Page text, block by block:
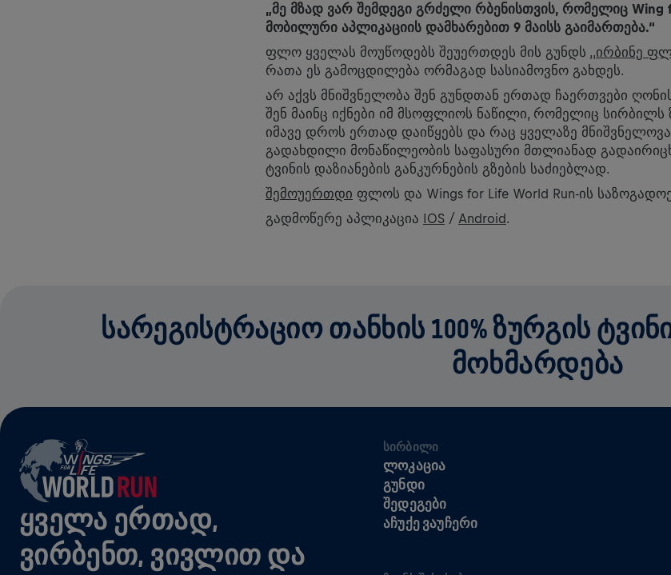
„მე მზად ვარ შემდეგი გრძელი რბენისთვის, რომელიც Wing
მობილური აპლიკაციის დამხარებით 9 მაისს გაიმართება.“
ფლო ყველას მოუწოდებს შეუერთდეს მის გუნდს ,, ირბინე
რათა ეს გამოცდილება ორმაგად სასიამოვნო გახდეს.
არ აქვს მნიშვნელობა შენ გუნდთან ერთად ჩაერთვები
შენ მაინც იქნები იმ მსოფლიოს ნაწილი, რომელიც
იმავე დროს ერთად დაიწყებს და რაც ყველაზე
გადახდილი მონაწილეობის საფასური მთლიანად
ტვინის დაზიანების განკურნების გზების საძიებლად.
შემოუერთდი ფლოს და Wings for Life World Run-ის
გადმოწერე აპლიკაცია IOS / Android
ᲡᲐᲠᲔᲒᲘᲡᲢᲠᲐᲪᲘᲝ ᲗᲐᲜᲮᲘᲡ 100% ᲖᲣᲠᲒᲘᲡ
ᲛᲝᲮᲛᲐᲠᲓᲔᲑᲐ
ᲧᲕᲔᲚᲐ ᲔᲠᲗᲐᲓ,
ᲕᲘᲠᲑᲔᲜᲗ, ᲕᲘᲕᲚᲘᲗ ᲓᲐ
ᲡᲘᲠᲑᲘᲚᲘ
ᲚᲝᲙᲐᲪᲘᲐ
ᲒᲣᲜᲓᲘ
ᲨᲔᲓᲔᲒᲔᲑᲘ
ᲐᲩᲣᲥᲔ ᲕᲐᲣᲩᲔᲠᲘ